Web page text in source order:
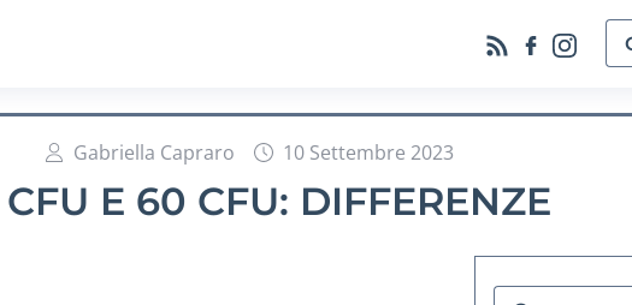
Gabriella Capraro 10 Settembre 2023
E 60 CFU: DIFFERENZE